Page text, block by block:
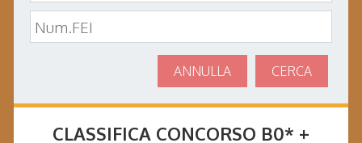
CERCA
ANNULLA
CLASSIFICA CONCORSO B0* +